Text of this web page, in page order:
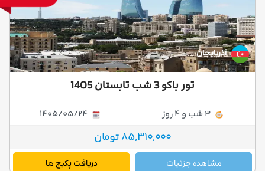
آذربایجان
تور باکو 3 شب تابستان 1405
85,310,000 تومان
مشاهده جزئیات دریافت پکیج ها